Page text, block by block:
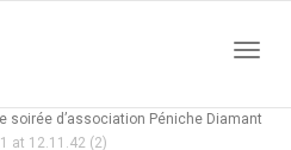
soirée d’association Péniche Diamant
at 12.11.42 (2)